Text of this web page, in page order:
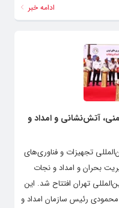
ادامه خبر
آتش‌نشانی و امداد و
تجهیزات و فناوری‌های
بحران و امداد و نجات
تهران افتتاح شد. این
محمودی رئیس سازمان امداد و